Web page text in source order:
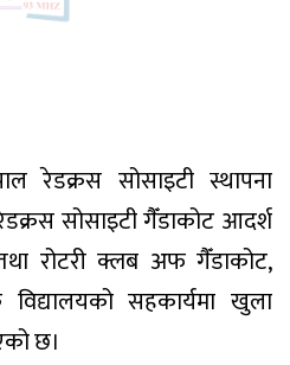
रेडक्रस सोसाइटी स्थापना
सोसाइटी गैँडाकोट आदर्श
रोटरी क्लब अफ गैँडाकोट,
सहकार्यमा खुला
छ।